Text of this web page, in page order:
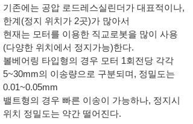
기존에는 공압 로드레스실린더가 대표적이나,
한계(정지 위치가 2곳)가 많아서
현재는 모터를 이용한 직교로봇을 많이 사용
(다양한 위치에서 정지가능)한다.
볼베어링 타입형의 경우 모터 1회전당 각각
5~30mm의 이송량으로 구분되며, 정밀도는
0.01~0.05mm
밸트형의 경우 빠른 이송이 가능하나, 정지시
위치 정밀도는 약간 떨어진다.